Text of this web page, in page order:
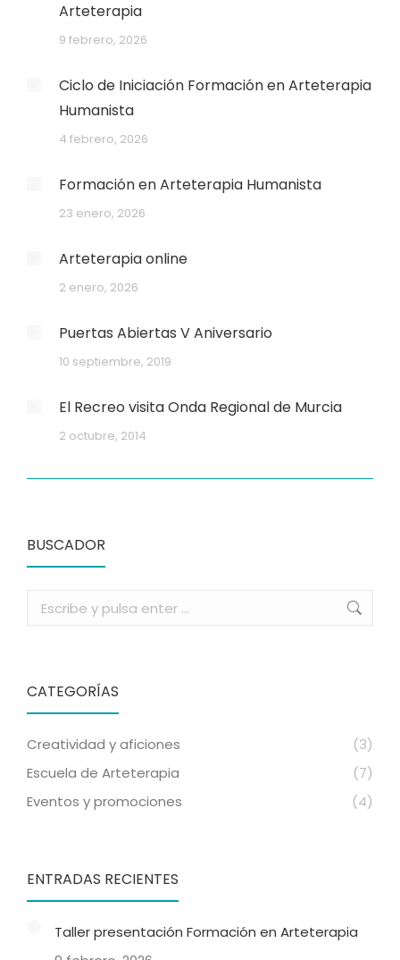
Arteterapia
9 febrero, 2026
Ciclo de Iniciación Formación en Arteterapia
Humanista
4 febrero, 2026
Formación en Arteterapia Humanista
23 enero, 2026
Arteterapia online
2 enero, 2026
Puertas Abiertas V Aniversario
10 septiembre, 2019
El Recreo visita Onda Regional de Murcia
2 octubre, 2014
BUSCADOR
Buscar:
CATEGORÍAS
Creatividad y aficiones
(3)
Escuela de Arteterapia
(7)
Eventos y promociones
(4)
ENTRADAS RECIENTES
Taller presentación Formación en Arteterapia